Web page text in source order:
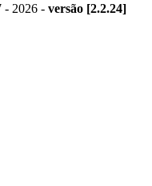
- 2026 - versão [2.2.24]